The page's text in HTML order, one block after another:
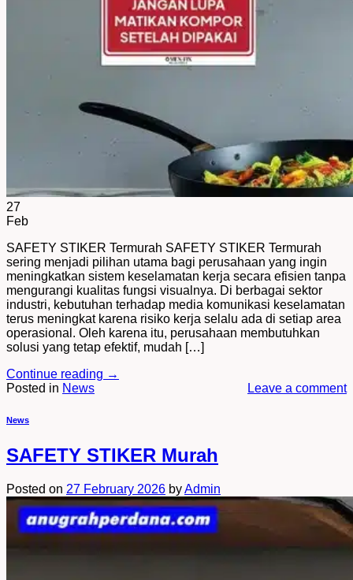
27
Feb
SAFETY STIKER Termurah SAFETY STIKER Termurah
sering menjadi pilihan utama bagi perusahaan yang ingin
meningkatkan sistem keselamatan kerja secara efisien tanpa
mengurangi kualitas fungsi visualnya. Di berbagai sektor
industri, kebutuhan terhadap media komunikasi keselamatan
terus meningkat karena risiko kerja selalu ada di setiap area
operasional. Oleh karena itu, perusahaan membutuhkan
solusi yang tetap efektif, mudah […]
Continue reading →
Posted in News Leave a comment
News
SAFETY STIKER Murah
Posted on 27 February 2026 byAdmin